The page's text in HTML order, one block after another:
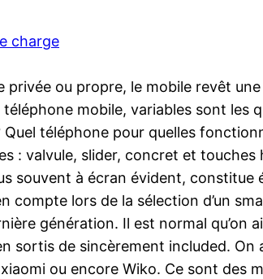
charge
ou propre, le mobile revêt
mobile, variables sont
téléphone pour quelles
: valvule, slider, concret et
souvent à écran évident,
compte lors de la sélection d’un
génération. Il est normal
sortis de sincèrement included.
ou encore Wiko. Ce sont des